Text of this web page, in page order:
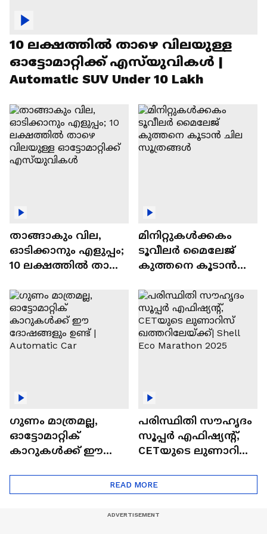
10 ലക്ഷത്തിൽ താഴെ വിലയുള്ള
ഓട്ടോമാറ്റിക്ക് എസ്‍യുവികൾ |
Automatic SUV Under 10 Lakh
താങ്ങാകും വില,
ഓടിക്കാനും എളുപ്പം;
10 ലക്ഷത്തിൽ താഴെ
ഓട്ടോമാറ്റിക്ക്
എസ്‍യുവികൾ
മിനിറ്റുകൾക്കകം
ടൂവീലർ മൈലേജ്
കുത്തനെ കൂടാൻ
ഗുണം മാത്രമല്ല,
ഓട്ടോമാറ്റിക്
കാറുകൾക്ക് ഈ
പരിസ്ഥിതി സൗഹൃദം
സൂപ്പർ എഫിഷ്യന്റ്,
CETയുടെ ലുണാറിസ്
Eco Marathon 2025
READ MORE